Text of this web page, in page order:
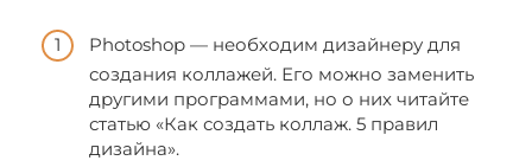
Photoshop — необходим дизайнеру для
создания коллажей. Его можно заменить
другими программами, но о них читайте
статью «Как создать коллаж. 5 правил
дизайна».